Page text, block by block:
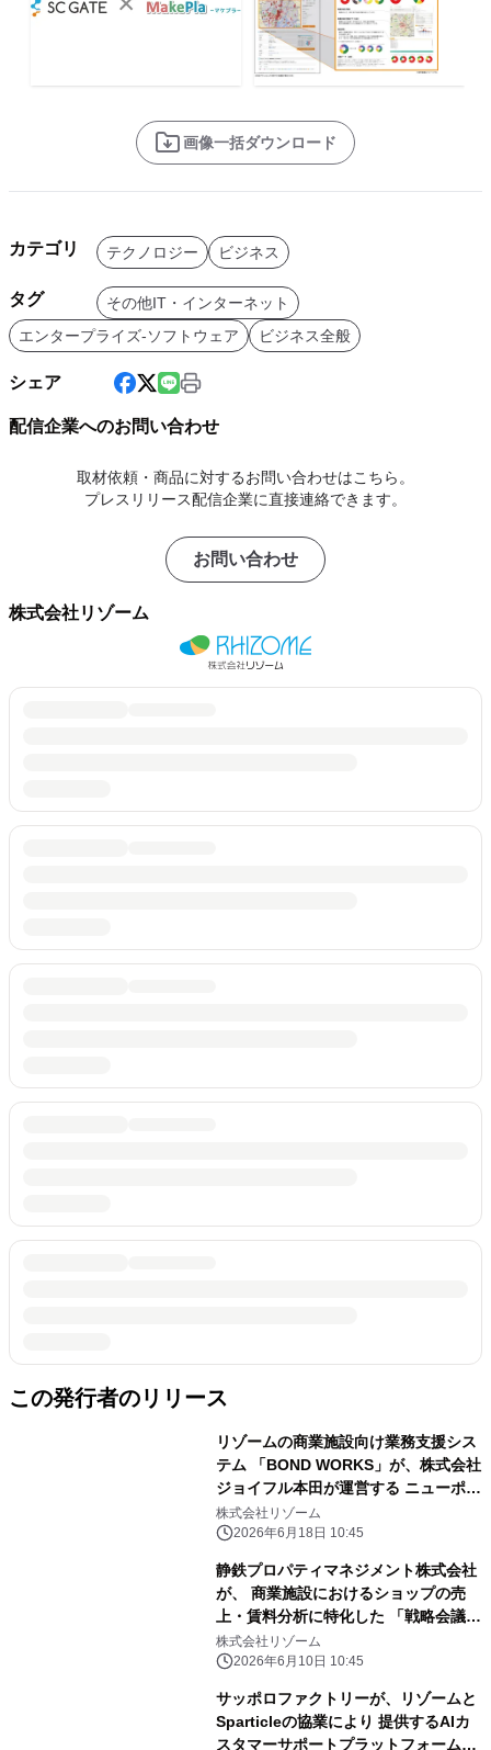
画像一括ダウンロード
カテゴリ テクノロジー ビジネス
タグ
その他IT・インターネット
エンタープライズ-ソフトウェア
ビジネス全般
シェア
配信企業へのお問い合わせ
取材依頼・商品に対するお問い合わせはこちら。
プレスリリース配信企業に直接連絡できます。
お問い合わせ
株式会社リゾーム
この発行者のリリース
リゾームの商業施設向け業務支援シス
テム 「BOND WORKS」が、株式会社
ジョイフル本田が運営する ニューポー
トひたちなかファッションクルーズに
導入！
株式会社リゾーム
2026年6月18日 10:45
静鉄プロパティマネジメント株式会社
が、 商業施設におけるショップの売
上・賃料分析に特化した 「戦略会議
NEXT デベロッパーマネジメントシス
テム V2.0」を 導入！
株式会社リゾーム
2026年6月10日 10:45
サッポロファクトリーが、リゾームと
Sparticleの協業により 提供するAIカ
スタマーサポートプラットフォーム